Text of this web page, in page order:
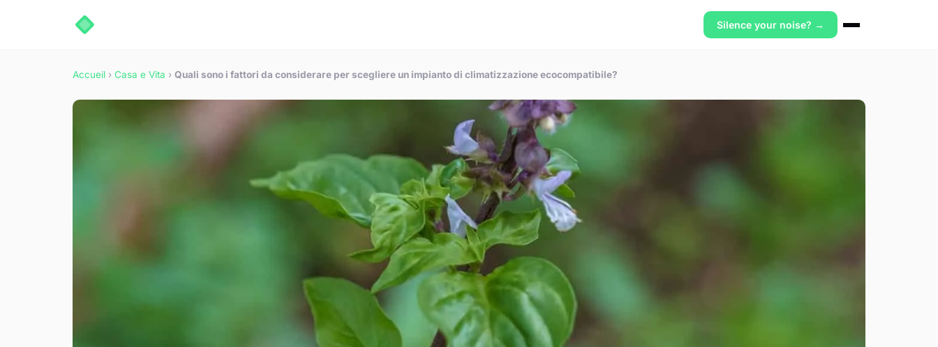
Silence your noise? →
Accueil › Casa e Vita › Quali sono i fattori da considerare per scegliere un impianto di climatizzazione ecocompatibile?